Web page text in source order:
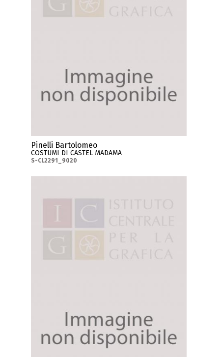
Pinelli Bartolomeo
COSTUMI DI CASTEL MADAMA
S-CL2291_9020